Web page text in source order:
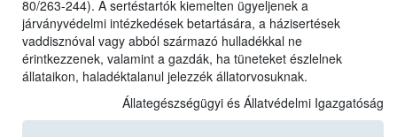
80/263-244). A sertéstartók kiemelten ügyeljenek a
járványvédelmi intézkedések betartására, a házisertések
vaddisznóval vagy abból származó hulladékkal ne
érintkezzenek, valamint a gazdák, ha tüneteket észlelnek
állataikon, haladéktalanul jelezzék állatorvosuknak.
Állategészségügyi és Állatvédelmi Igazgatóság